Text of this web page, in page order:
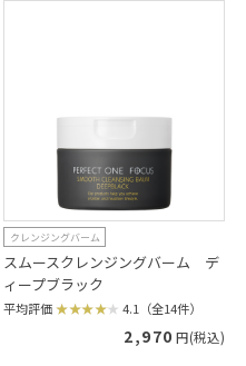
クレンジングバーム
スムースクレンジングバーム デ
ィープブラック
平均評価 4.1（全14件）
2,970 円(税込)